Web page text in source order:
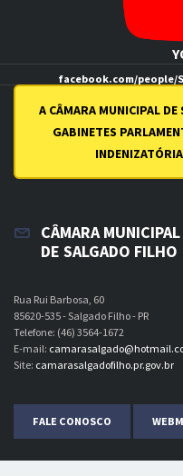
facebook.com/people/
A CÂMARA MUNICIPAL
GABINETES
CÂMARA MUNICIPAL
DE SALGADO FILHO
Rua Rui Barbosa, 60
85620-535 - Salgado Filho - PR
Telefone: (46) 3564-1672
E-mail:
Site: camarasalgadofilho.pr.gov.br
FALE CONOSCO